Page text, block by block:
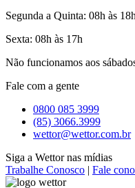
Segunda a Quinta: 08h às 18h
Sexta: 08h às 17h
Não funcionamos aos
Fale com a gente
0800 085 3999
(85) 3066.3999
wettor@wettor.com.br
Siga a Wettor nas mídias
Trabalhe Conosco | Fale